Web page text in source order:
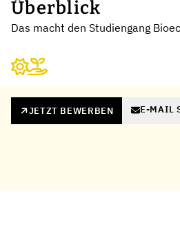
Überblick
Das macht den Studiengang
JETZT BEWERBEN E-MAIL